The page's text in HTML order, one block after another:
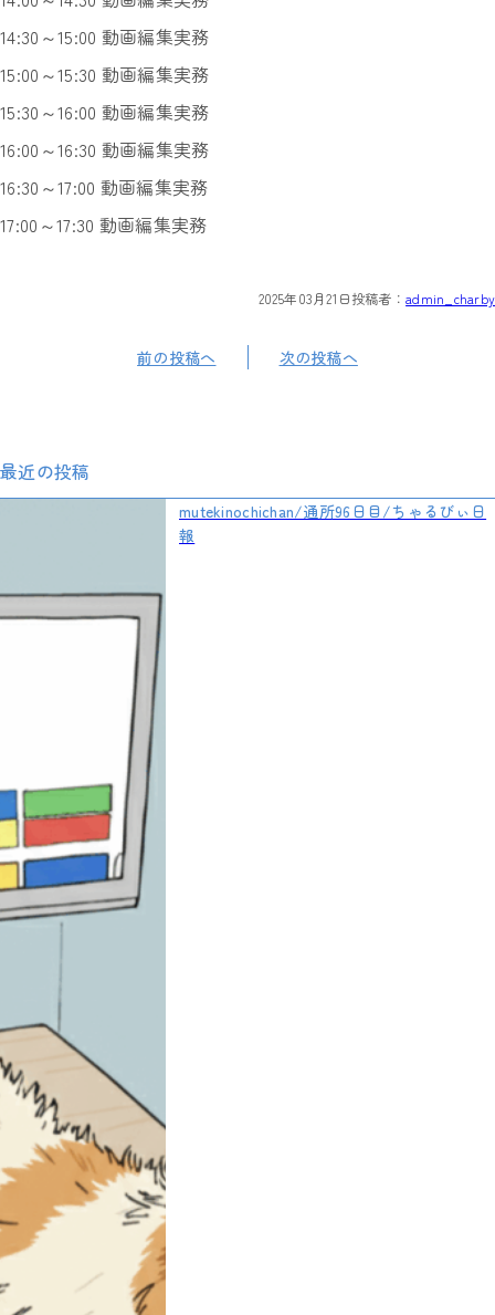
14:30～15:00 動画編集実務
15:00～15:30 動画編集実務
15:30～16:00 動画編集実務
16:00～16:30 動画編集実務
16:30～17:00 動画編集実務
17:00～17:30 動画編集実務
2025年03月21日投稿者：admin_charby
前の投稿へ 次の投稿へ
最近の投稿
mutekinochichan/通所96日目/ちゃるびぃ日
報